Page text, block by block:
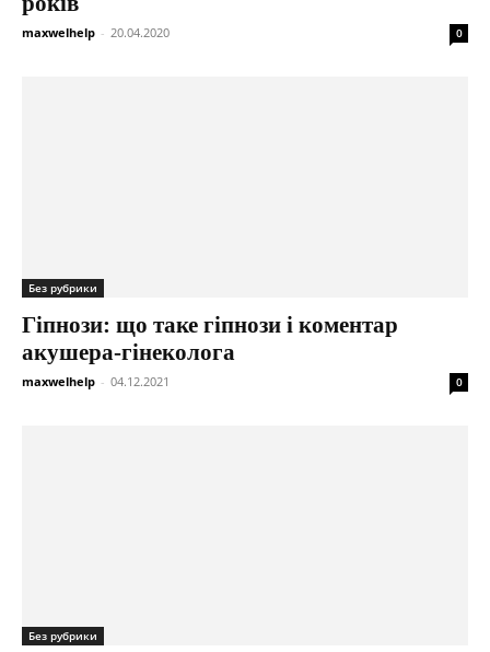
maxwelhelp - 20.04.2020 0
Без рубрики
Гіпнози: що таке гіпнози і коментар
акушера-гінеколога
maxwelhelp - 04.12.2021 0
Без рубрики